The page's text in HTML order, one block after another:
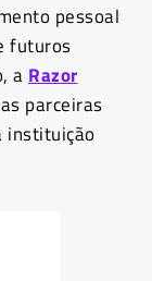
pessoal
futuros
a Razor
parceiras
instituição